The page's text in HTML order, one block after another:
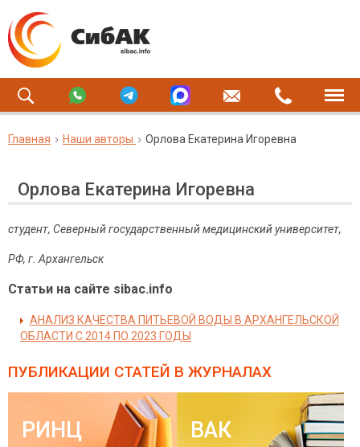
Главная Наши авторы Орлова Екатерина Игоревна
Орлова Екатерина Игоревна
студент, Северный государственный медицинский университет,
РФ, г. Архангельск
Статьи на сайте sibac.info
АНАЛИЗ КАЧЕСТВА ПИТЬЕВОЙ ВОДЫ В АРХАНГЕЛЬСКОЙ
ОБЛАСТИ С 2014 ПО 2023 ГОДЫ
ПУБЛИКАЦИИ СТАТЕЙ В ЖУРНАЛАХ
РИНЦ ВАК